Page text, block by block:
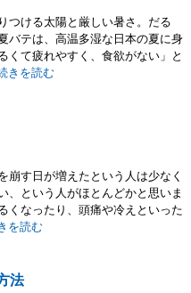
ける太陽と厳しい暑さ。だる
バテは、高温多湿な日本の夏に身
くて疲れやすく、食欲がない」と
きを読む
崩す日が増えたという人は少なく
、という人がほとんどかと思いま
くなったり、頭痛や冷えといった
を読む
法